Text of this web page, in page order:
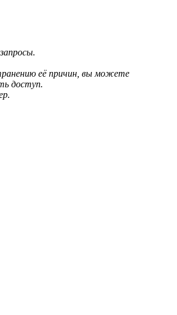
её причин, вы можете
доступ.